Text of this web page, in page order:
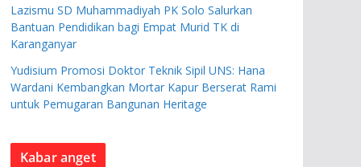
Lazismu SD Muhammadiyah PK Solo Salurkan
Bantuan Pendidikan bagi Empat Murid TK di
Karanganyar
Yudisium Promosi Doktor Teknik Sipil UNS: Hana
Wardani Kembangkan Mortar Kapur Berserat Rami
untuk Pemugaran Bangunan Heritage
Kabar anget